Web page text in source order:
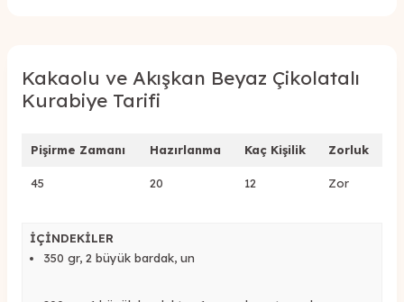
Kakaolu ve Akışkan Beyaz Çikolatalı
Kurabiye Tarifi
Pişirme Zamanı Hazırlanma Kaç Kişilik Zorluk
45 20 12 Zor
İÇİNDEKİLER
350 gr, 2 büyük bardak, un